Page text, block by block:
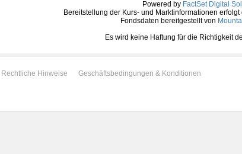
Powered by FactSet Digital
Bereitstellung der Kurs- und Marktinformationen
Fondsdaten bereitgestellt von
Es wird keine Haftung für die Richtigkeit
Rechtliche Hinweise
Geschäftsbedingungen & Konditionen